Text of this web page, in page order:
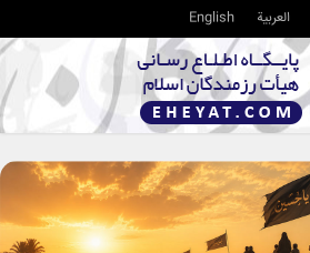
العربية English